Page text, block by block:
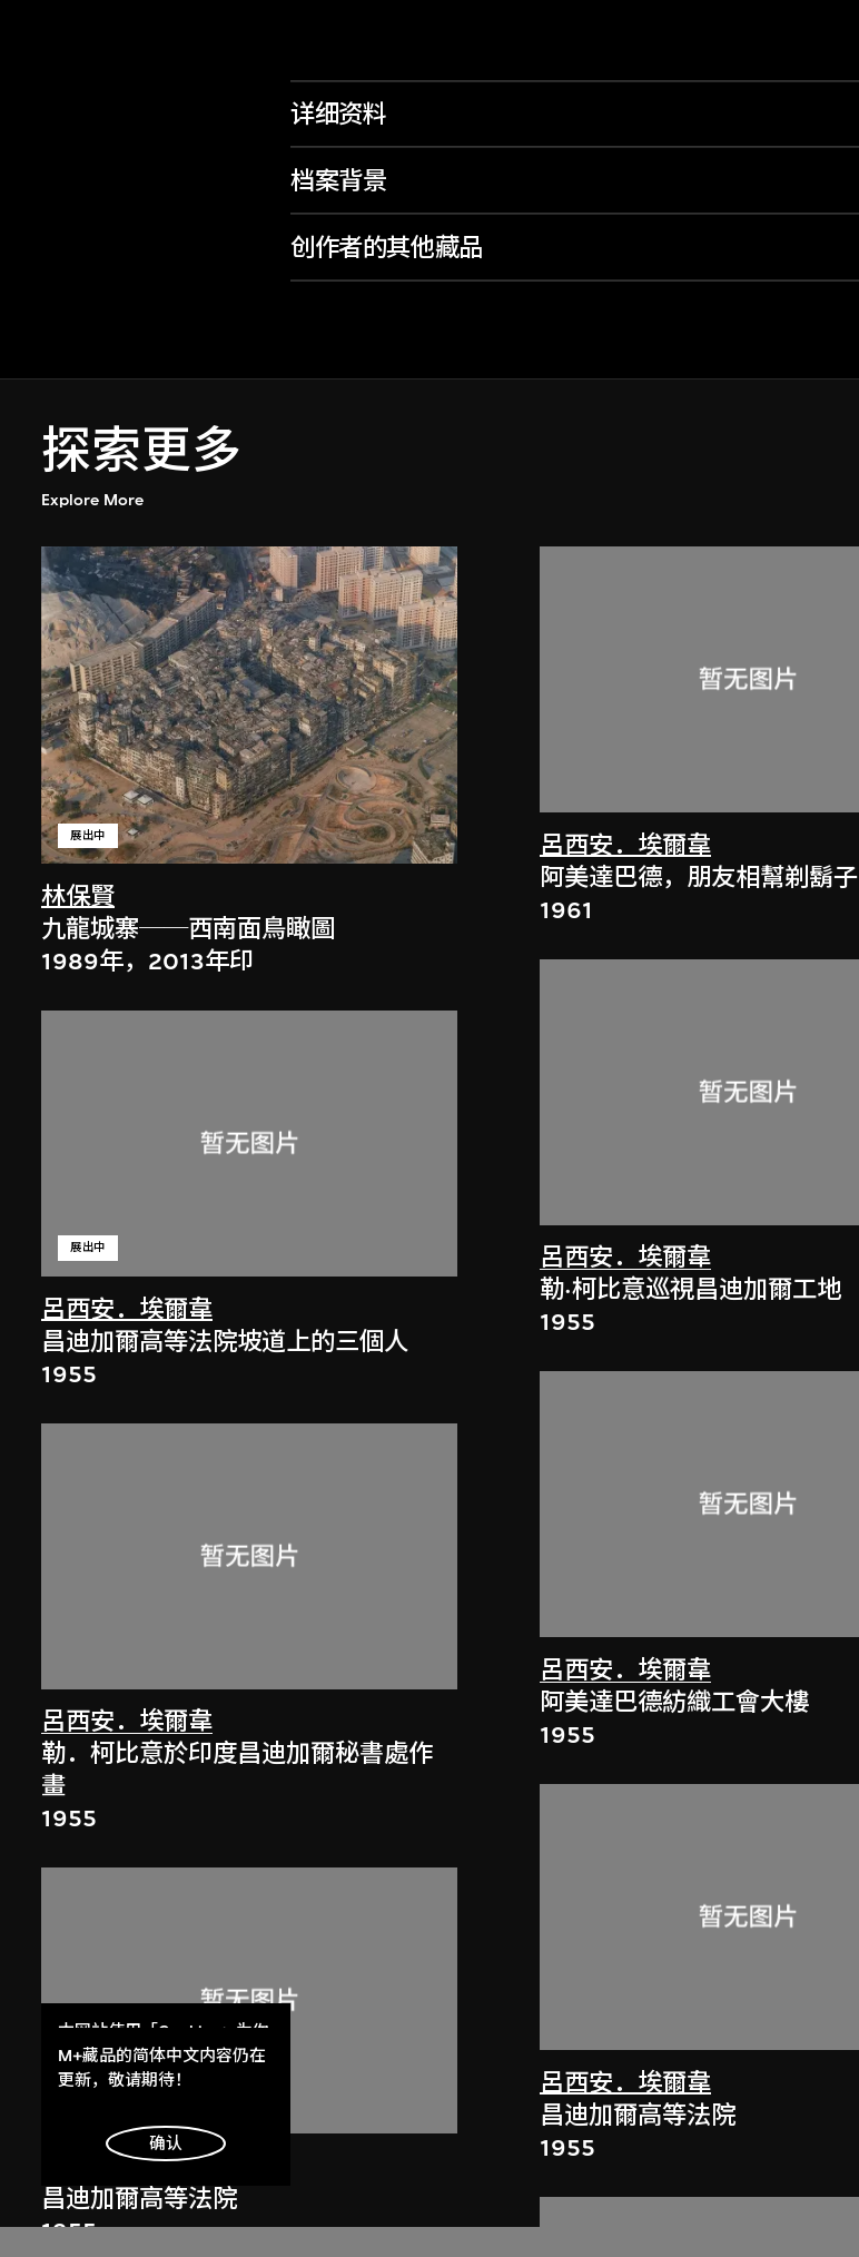
详细资料
档案背景
创作者的其他藏品
探索更多
Explore More
林保賢
展出中
九龍城寨──西南面鳥瞰圖
1989年，2013年印
呂西安．埃爾韋
展出中
昌迪加爾高等法院坡道上的三個人
1955
呂西安．埃爾韋
勒．柯比意於印度昌迪加爾秘書處作
畫
1955
呂西安．埃爾韋
昌迪加爾高等法院
1955
呂西安．埃爾韋
阿美達巴德，朋友相幫剃鬍子
1961
呂西安．埃爾韋
勒·柯比意巡視昌迪加爾工地
1955
呂西安．埃爾韋
阿美達巴德紡織工會大樓
1955
呂西安．埃爾韋
昌迪加爾高等法院
1955
本网站使用「Cookies」为你
提供最好的网站体验。
了解更多
明白
M+藏品的简体中文内容仍在
更新，敬请期待！
确认